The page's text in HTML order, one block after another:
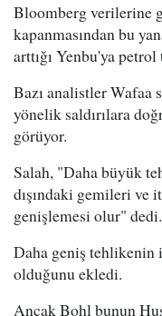
Bloomberg verilerine
kapanmasından bu
arttığı Yenbu'ya
Bazı analistler Wafaa
yönelik saldırılara
görüyor.
Salah, "Daha büyük
dışındaki gemileri ve
genişlemesi olur" dedi.
Daha geniş tehlikenin
olduğunu ekledi.
Ancak Bohl bunun